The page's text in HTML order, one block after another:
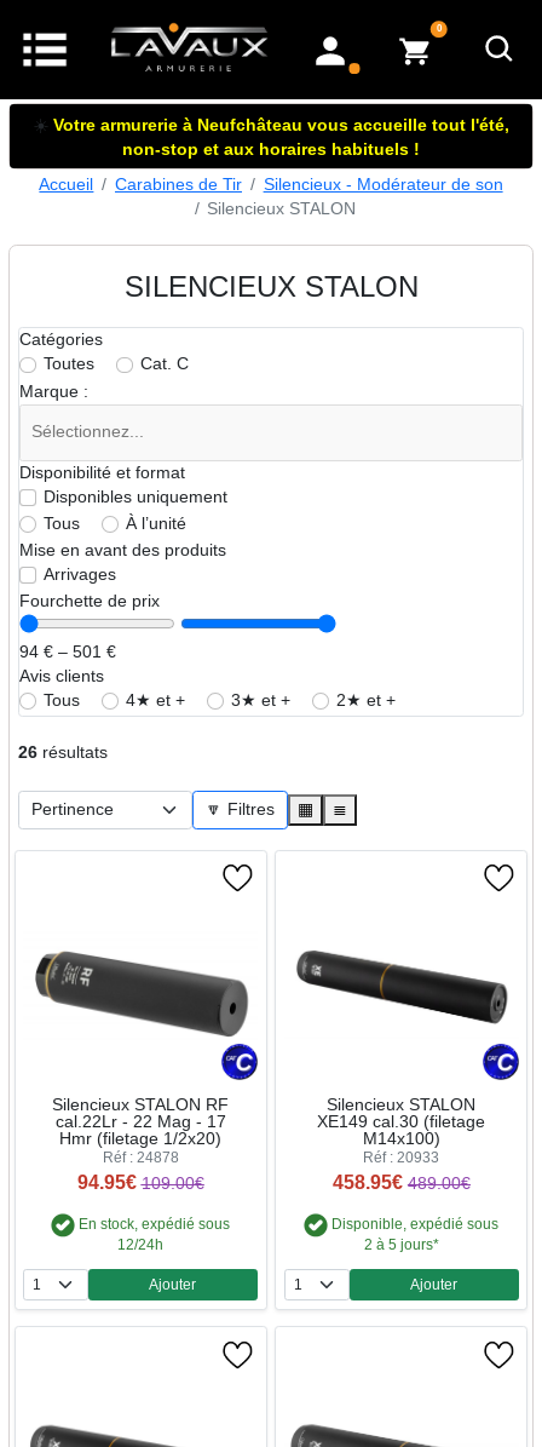
mon compte
0articles dans le panier
☀️ Votre armurerie à Neufchâteau vous accueille tout l'été,
non-stop et aux horaires habituels !
Accueil
Carabines de Tir
Silencieux - Modérateur de son
Silencieux STALON
SILENCIEUX STALON
Catégories
Toutes
Cat. C
Marque :
Disponibilité et format
Disponibles uniquement
Tous
À l’unité
Mise en avant des produits
Arrivages
Fourchette de prix
94 € – 501 €
Avis clients
Tous
4★ et + 3★ et + 2★ et +
26résultats
🔽 Filtres ▦ ≣
Silencieux STALON RF
cal.22Lr - 22 Mag - 17
Hmr (filetage 1/2x20)
Réf : 24878
94.95€ 109.00€
En stock, expédié sous
12/24h
Quantité
Ajouter
Silencieux STALON
XE149 cal.30 (filetage
M14x100)
Réf : 20933
458.95€ 489.00€
Disponible, expédié sous
2 à 5 jours*
Quantité
Ajouter